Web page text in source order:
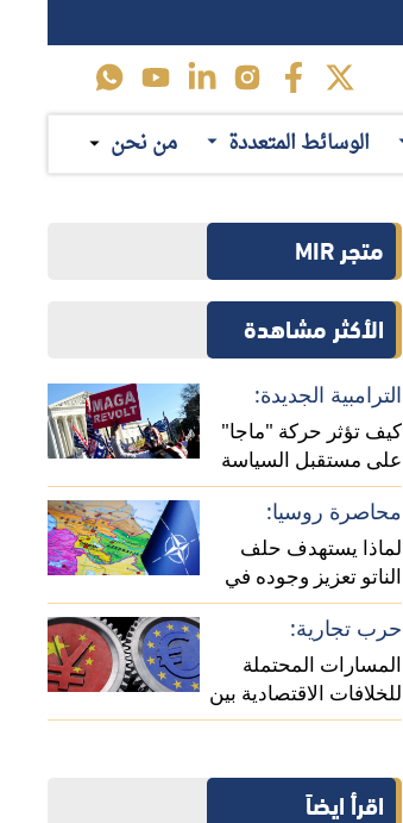
الوسائط المتعددة من نحن
متجر MIR
الأكثر مشاهدة
الترامبية الجديدة:
كيف تؤثر حركة "ماجا"
على مستقبل السياسة
الأمريكية في أفريقيا؟
محاصرة روسيا:
لماذا يستهدف حلف
الناتو تعزيز وجوده في
منطقة القوقاز؟
حرب تجارية:
المسارات المحتملة
للخلافات الاقتصادية بين
الصين وأوروبا
اقرأ ايضاً